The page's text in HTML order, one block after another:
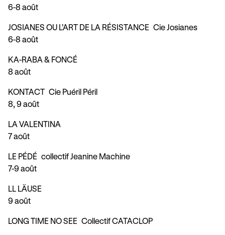
6-8 août
JOSIANES OU L’ART DE LA RÉSISTANCE Cie Josianes
6-8 août
KA-RABA & FONCÉ
8 août
KONTACT Cie Puéril Péril
8, 9 août
LA VALENTINA
7 août
LE PÉDÉ collectif Jeanine Machine
7-9 août
LL LÄUSE
9 août
LONG TIME NO SEE Collectif CATACLOP